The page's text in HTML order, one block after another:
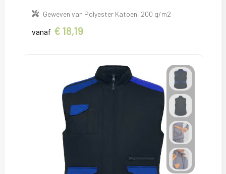
Geweven van Polyester Katoen, 200 g/m2
vanaf € 18,19